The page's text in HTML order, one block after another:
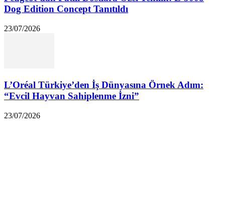
Dog Edition Concept Tanıtıldı
23/07/2026
L’Oréal Türkiye’den İş Dünyasına Örnek Adım:
“Evcil Hayvan Sahiplenme İzni”
23/07/2026